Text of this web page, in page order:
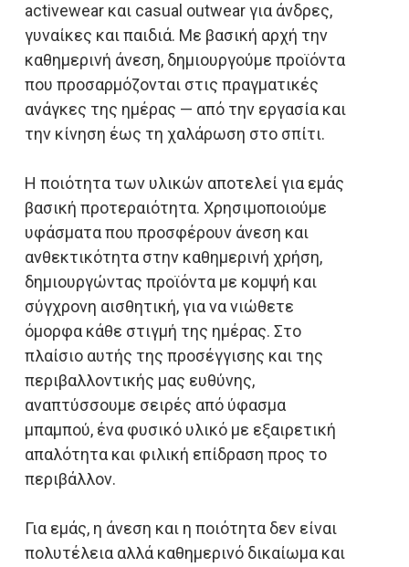
activewear και casual outwear για άνδρες,
γυναίκες και παιδιά. Με βασική αρχή την
καθημερινή άνεση, δημιουργούμε προϊόντα
που προσαρμόζονται στις πραγματικές
ανάγκες της ημέρας — από την εργασία και
την κίνηση έως τη χαλάρωση στο σπίτι.
Η ποιότητα των υλικών αποτελεί για εμάς
βασική προτεραιότητα. Χρησιμοποιούμε
υφάσματα που προσφέρουν άνεση και
ανθεκτικότητα στην καθημερινή χρήση,
δημιουργώντας προϊόντα με κομψή και
σύγχρονη αισθητική, για να νιώθετε
όμορφα κάθε στιγμή της ημέρας. Στο
πλαίσιο αυτής της προσέγγισης και της
περιβαλλοντικής μας ευθύνης,
αναπτύσσουμε σειρές από ύφασμα
μπαμπού, ένα φυσικό υλικό με εξαιρετική
απαλότητα και φιλική επίδραση προς το
περιβάλλον.
Για εμάς, η άνεση και η ποιότητα δεν είναι
πολυτέλεια αλλά καθημερινό δικαίωμα και